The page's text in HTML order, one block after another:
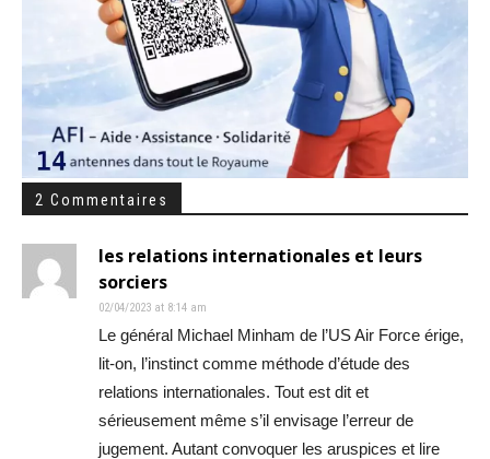
2 Commentaires
les relations internationales et leurs
sorciers
02/04/2023 at 8:14 am
Le général Michael Minham de l’US Air Force érige,
lit-on, l’instinct comme méthode d’étude des
relations internationales. Tout est dit et
sérieusement même s’il envisage l’erreur de
jugement. Autant convoquer les aruspices et lire